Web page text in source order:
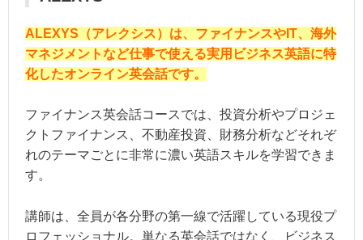
ALEXYS（アレクシス）は、ファイナンスやIT、海外
マネジメントなど仕事で使える実用ビジネス英語に特
化したオンライン英会話です。
ファイナンス英会話コースでは、投資分析やプロジェ
クトファイナンス、不動産投資、財務分析などそれぞ
れのテーマごとに非常に濃い英語スキルを学習できま
す。
講師は、全員が各分野の第一線で活躍している現役プ
ロフェッショナル。単なる英会話ではなく、ビジネス